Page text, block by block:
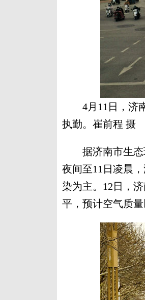
4月11日，济
执勤。崔前程 摄
据济南市生态环
夜间至11日凌晨
染为主。12日，
平，预计空气质量